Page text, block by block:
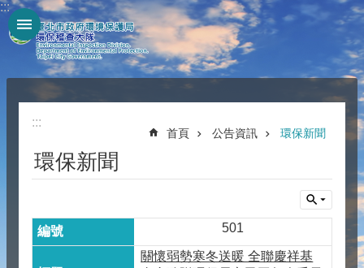
跳到主要內容區塊
:::
:::
首頁 公告資訊 環保新聞
環保新聞
501
關懷弱勢寒冬送暖 全聯慶祥基